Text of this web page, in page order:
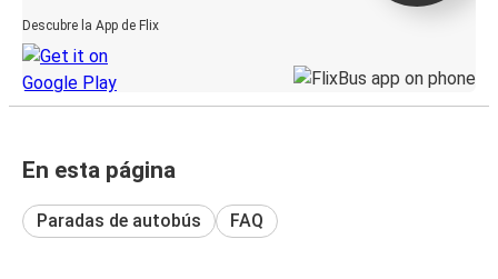
Descubre la App de Flix
En esta página
Paradas de autobús FAQ